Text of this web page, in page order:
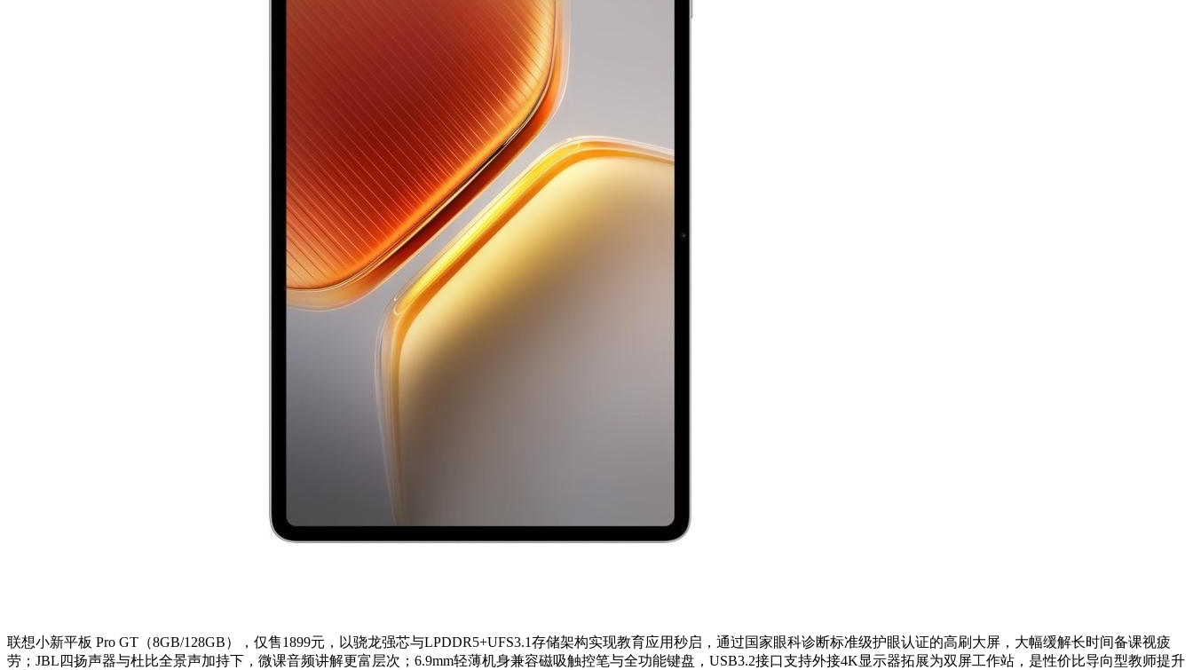
联想小新平板 Pro GT（8GB/128GB），仅售1899元，以骁龙强芯与LPDDR5+UFS3.1存储架构实现教育应用秒启，通过国家眼科诊断标准级护眼认证的高刷大屏，大幅缓解长时间备课视疲
劳；JBL四扬声器与杜比全景声加持下，微课音频讲解更富层次；6.9mm轻薄机身兼容磁吸触控笔与全功能键盘，USB3.2接口支持外接4K显示器拓展为双屏工作站，是性价比导向型教师提升